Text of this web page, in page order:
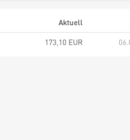
Aktuell
173,10 EUR